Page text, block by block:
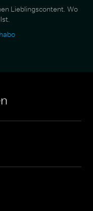
Lieblingscontent. Wo